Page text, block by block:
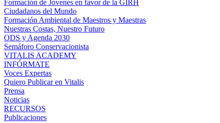
Formación de Jóvenes en favor de la GIRH
Ciudadanos del Mundo
Formación Ambiental de Maestros y Maestras
Nuestras Costas, Nuestro Futuro
ODS y Agenda 2030
Semáforo Conservacionista
VITALIS ACADEMY
INFÓRMATE
Voces Expertas
Quiero Publicar en Vitalis
Prensa
Noticias
RECURSOS
Publicaciones